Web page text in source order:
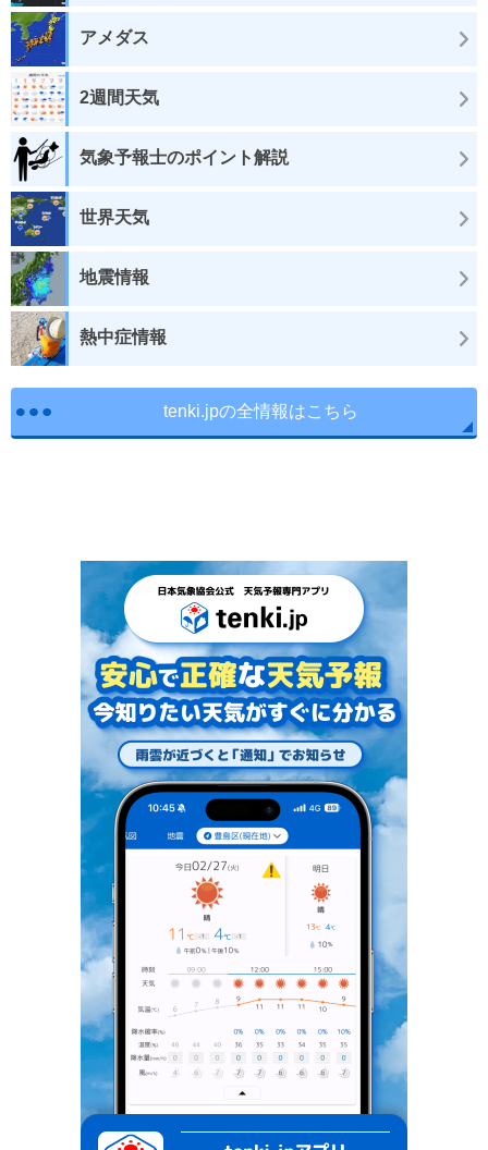
アメダス
2週間天気
気象予報士のポイント解説
世界天気
地震情報
熱中症情報
tenki.jpの全情報はこちら